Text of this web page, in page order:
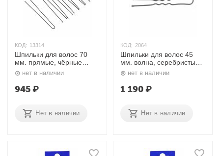
КОД: 13314
Шпильки для волос 70
мм. прямые, чёрные
SLT70P-1/200 Dewal
нет в наличии
945₽
Нет в наличии
КОД: 2064
Шпильки для волос 45
мм. волна, серебристые
SLT45V-4S/200 Dewal
нет в наличии
1 190₽
Нет в наличии